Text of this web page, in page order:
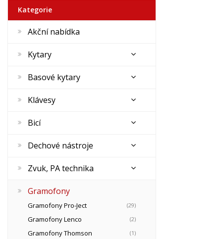
Kategorie
Akční nabídka
Kytary
Basové kytary
Klávesy
Bicí
Dechové nástroje
Zvuk, PA technika
Gramofony
Gramofony Pro-Ject (29)
Gramofony Lenco (2)
Gramofony Thomson (1)